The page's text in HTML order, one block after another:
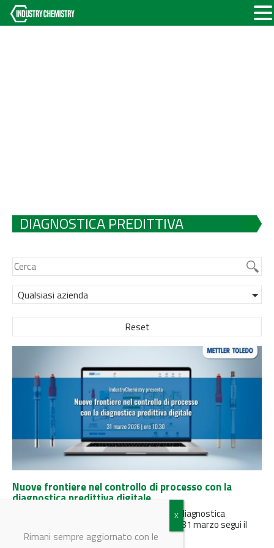
DIAGNOSTICA PREDITTIVA
Qualsiasi azienda
Reset
Nuove frontiere nel controllo di processo con la
diagnostica predittiva digitale
Stai sfruttando davvero il potenziale della diagnostica
predittiva nei sensori di processo? Martedì 31 marzo segui il
webinar di Mettler-Toledo...
Rimani sempre aggiornato con le